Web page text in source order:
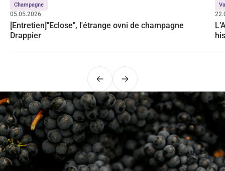
Champagne
05.05.2026
[Entretien]"Eclose", l'étrange ovni de champagne
Drappier
PrécédentSuivant